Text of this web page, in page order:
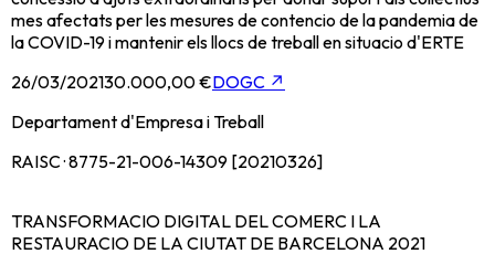
mes afectats per les mesures de contencio de la pandemia de
la COVID-19 i mantenir els llocs de treball en situacio d'ERTE
26/03/202130.000,00 €DOGC ↗
Departament d'Empresa i Treball
RAISC · 8775-21-006-14309 [20210326]
TRANSFORMACIO DIGITAL DEL COMERC I LA
RESTAURACIO DE LA CIUTAT DE BARCELONA 2021